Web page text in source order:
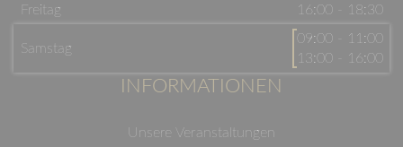
Freitag
16:00 - 18:30
Samstag
09:00 - 11:00
13:00 - 16:00
INFORMATIONEN
Unsere Veranstaltungen